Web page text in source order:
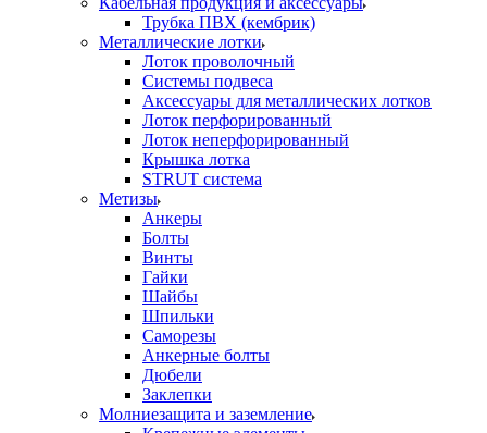
Трубка ПВХ (кембрик)
Металлические лотки
Лоток проволочный
Системы подвеса
Аксессуары для металлических лотков
Лоток перфорированный
Лоток неперфорированный
Крышка лотка
STRUT система
Метизы
Анкеры
Болты
Винты
Гайки
Шайбы
Шпильки
Саморезы
Анкерные болты
Дюбели
Заклепки
Молниезащита и заземление